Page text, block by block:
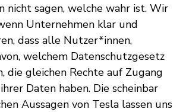
nicht sagen, welche wahr ist. Wir
Unternehmen klar und
dass alle Nutzer*innen,
welchem Datenschutzgesetz
die gleichen Rechte auf Zugang
Daten haben. Die scheinbar
Aussagen von Tesla lassen uns